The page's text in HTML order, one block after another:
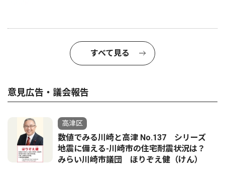
すべて見る
意見広告・議会報告
高津区
数値でみる川崎と高津 No.137 シリーズ
地震に備える-川崎市の住宅耐震状況は？
みらい川崎市議団 ほりぞえ健（けん）